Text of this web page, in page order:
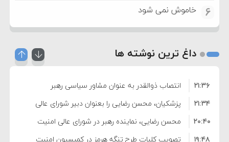
6 خاموش نمی شود
داغ ترین نوشته ها
انتصاب ذوالقدر به عنوان مشاور سیاسی رهبر
انقلاب
۲۱:۳۶
پزشکیان، محسن رضایی را بعنوان دبیر شورای عالی
امنیت منصوب کرد
۲۱:۳۴
محسن رضایی، نماینده رهبر در شورای عالی امنیت
ملی شد
۲۰:۴۰
تصویب کلیات طرح تنگه هرمز در کمیسیون امنیت
۱۹:۴۸